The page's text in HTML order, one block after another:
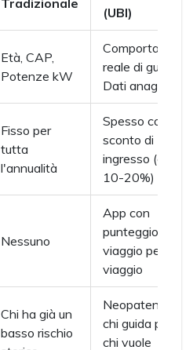
Tradizionale
(UBI)
Età, CAP,
Potenze kW
reale di guida +
Dati anagrafici
Fisso per
tutta
l'annualità
Spesso con
sconto di
ingresso (es.
10-20%)
Nessuno
App con
punteggio
viaggio per
viaggio
Chi ha già un
basso rischio
Neopatentati,
chi guida poco,
chi vuole